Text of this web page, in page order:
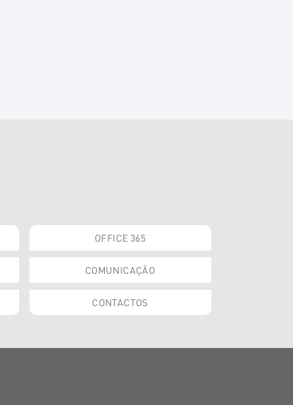
OFFICE 365
COMUNICAÇÃO
CONTACTOS